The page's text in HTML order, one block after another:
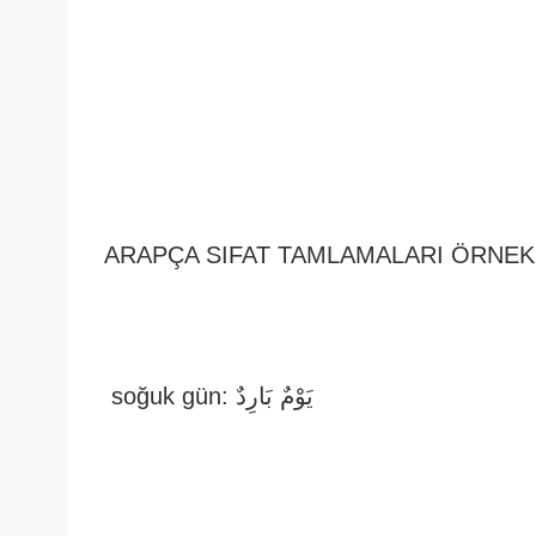
ARAPÇA SIFAT TAMLAMALARI
يَوْمٌ بَارِدٌ :soğuk gün